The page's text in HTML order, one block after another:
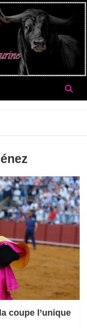
coupe l’unique